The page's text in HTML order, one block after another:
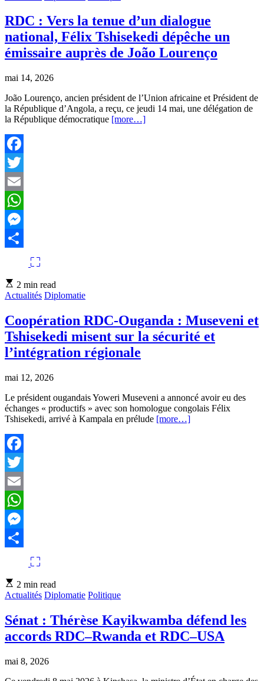
RDC : Vers la tenue d’un dialogue
national, Félix Tshisekedi dépêche un
émissaire auprès de João Lourenço
mai 14, 2026
João Lourenço, ancien président de l’Union africaine et Président de
la République d’Angola, a reçu, ce jeudi 14 mai, une délégation de
la République démocratique [more…]
Facebook
Twitter
Email
WhatsApp
Messenger
Partager
Estimated
read
2 min read
Actualités Diplomatie
Coopération RDC-Ouganda : Museveni et
Tshisekedi misent sur la sécurité et
l’intégration régionale
mai 12, 2026
Le président ougandais Yoweri Museveni a annoncé avoir eu des
échanges « productifs » avec son homologue congolais Félix
Tshisekedi, arrivé à Kampala en prélude [more…]
Facebook
Twitter
Email
WhatsApp
Messenger
Partager
Estimated
read
2 min read
Actualités Diplomatie Politique
Sénat : Thérèse Kayikwamba défend les
accords RDC–Rwanda et RDC–USA
mai 8, 2026